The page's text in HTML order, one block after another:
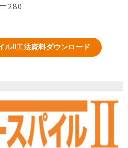
280
ルⅡ工法資料ダウンロード